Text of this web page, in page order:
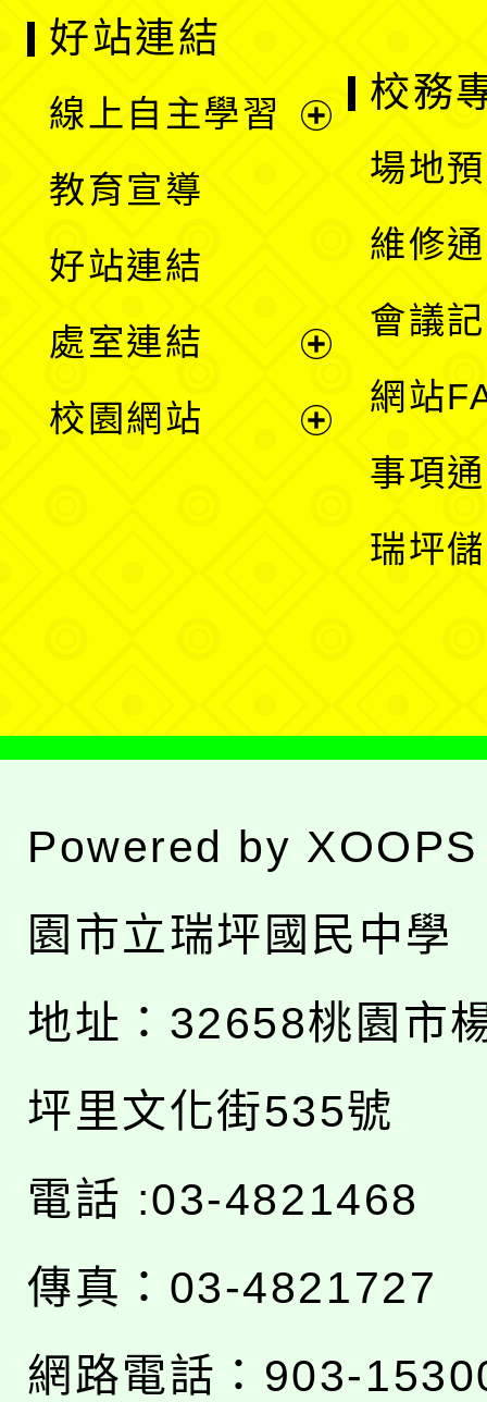
好站連結
線上自主學習
單
教育宣導
好站連結
處室連結
校園網站
校務
場地
維修
會議
網站
事項
瑞坪
Powered by XOOPS
園市立瑞坪國民中學
地址： 32658桃園市
坪里文化街535號
電話 :03-4821468
傳真：03-4821727
網路電話：903-